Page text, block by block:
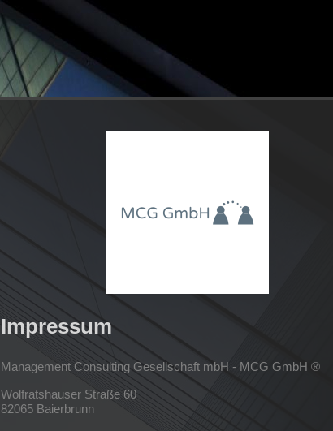
Impressum
Management Consulting Gesellschaft mbH - MCG GmbH ®
Wolfratshauser Straße 60
82065 Baierbrunn